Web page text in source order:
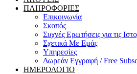
ΠΛΗΡΟΦΟΡΙΕΣ
Επικοινωνία
Σκοπός
Συχνές Ερωτήσεις για τις
Σχετικά Με Εμάς
Υπηρεσίες
Δωρεάν Εγγραφή / Free
ΗΜΕΡΟΛΟΓΙΟ